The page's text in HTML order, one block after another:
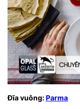
Đĩa vuông:Parma